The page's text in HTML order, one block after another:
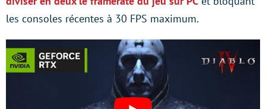
les consoles récentes à 30 FPS maximum.